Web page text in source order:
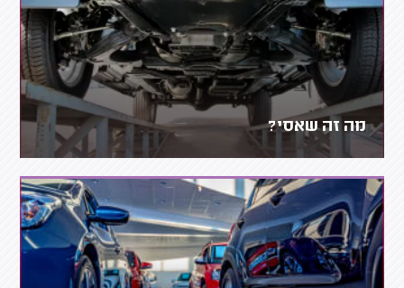
מה זה שאסי?